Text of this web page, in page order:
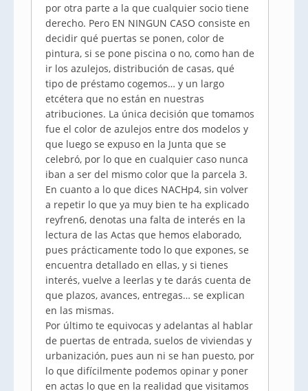
por otra parte a la que cualquier socio tiene
derecho. Pero EN NINGUN CASO consiste en
decidir qué puertas se ponen, color de
pintura, si se pone piscina o no, como han de
ir los azulejos, distribución de casas, qué
tipo de préstamo cogemos… y un largo
etcétera que no están en nuestras
atribuciones. La única decisión que tomamos
fue el color de azulejos entre dos modelos y
que luego se expuso en la Junta que se
celebró, por lo que en cualquier caso nunca
iban a ser del mismo color que la parcela 3.
En cuanto a lo que dices NACHp4, sin volver
a repetir lo que ya muy bien te ha explicado
reyfren6, denotas una falta de interés en la
lectura de las Actas que hemos elaborado,
pues prácticamente todo lo que expones, se
encuentra detallado en ellas, y si tienes
interés, vuelve a leerlas y te darás cuenta de
que plazos, avances, entregas… se explican
en las mismas.
Por último te equivocas y adelantas al hablar
de puertas de entrada, suelos de viviendas y
urbanización, pues aun ni se han puesto, por
lo que difícilmente podemos opinar y poner
en actas lo que en la realidad que visitamos